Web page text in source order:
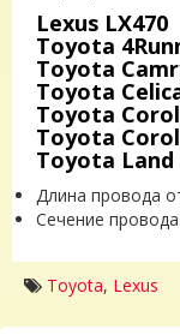
Lexus LX470
Toyota
Toyota
Toyota
Toyota
Toyota
Toyota Land
Длина провода
Сечение
Toyota, Lexus